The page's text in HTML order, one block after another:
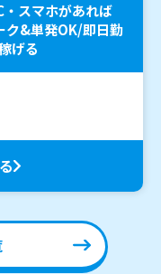
スマホがあれば
ク&単発OK/即日勤
げる